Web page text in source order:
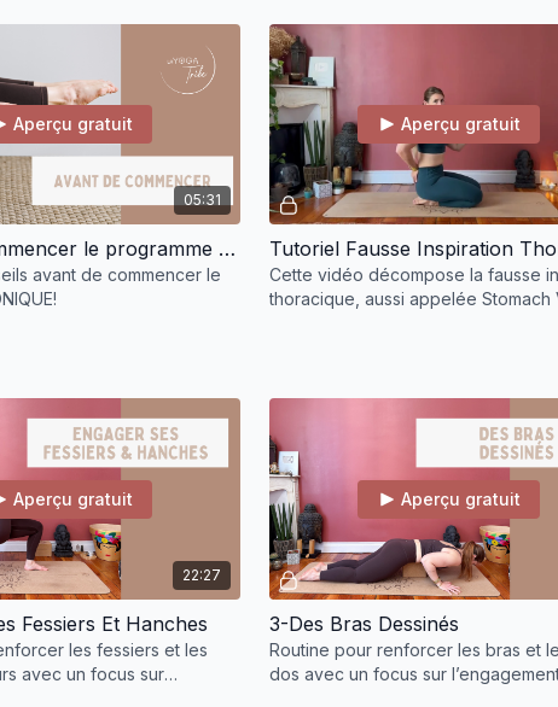
Série disponible en
YOGA TONIQUE.
05:31
Aperçu gratuit
Avant de commencer le programme TONIQUE
avant de commencer le
Aperçu gratuit
Cette vidéo décompose la fausse
thoracique, aussi appelée Stomach
22:27
Aperçu gratuit
Fessiers Et Hanches
les fessiers et les
avec un focus sur
Aperçu gratuit
3-Des Bras Dessinés
Routine pour renforcer les bras et
dos avec un focus sur